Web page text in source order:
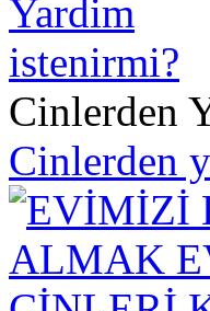
Cinlerden
Cinlerden